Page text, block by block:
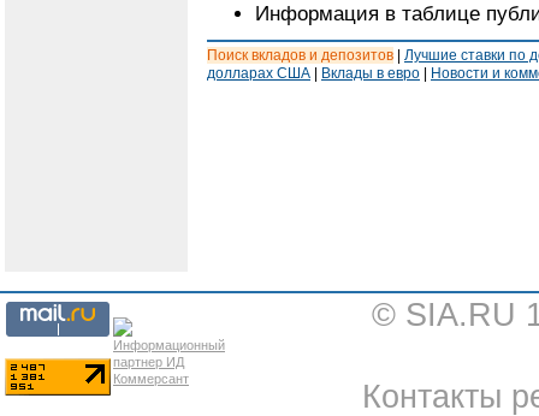
Информация в таблице
Поиск вкладов и депозитов
Лучшие ставки по
долларах США
Вклады в евро Новости и
© SIA.RU
Контакты